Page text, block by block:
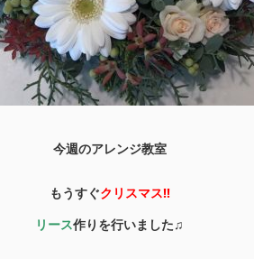
今週のアレンジ教室
もうすぐクリスマス!!
リース作りを行いました♫